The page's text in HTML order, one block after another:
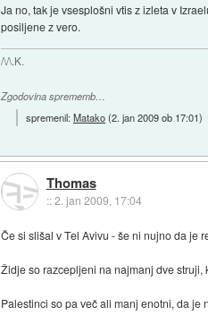
Ja no, tak je vsesplošni vtis z izleta v
posiljene z vero.
/\/\.K.
Zgodovina sprememb…
spremenil:Matako(2. jan 2009 ob 17:01)
Thomas
::2. jan 2009, 17:04
Če si slišal v Tel Avivu - še ni nujno da je
Židje so razcepljeni na najmanj dve
Palestinci so pa več ali manj enotni, da je